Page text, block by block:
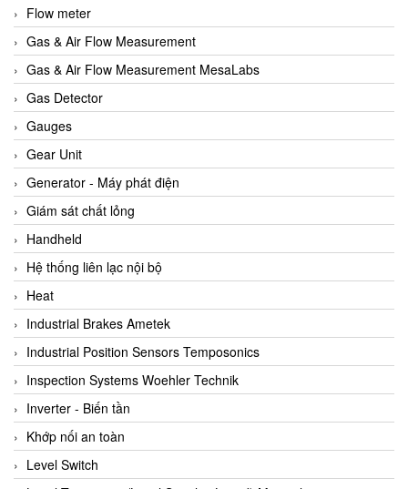
AQ Matic
Aqualabo Vietnam
Aquametro
ARCA Regler
Arcos Hydraulik
Ardetem-Sfere-Vietnam
Argal
AS ENERGI
ASCO CO2
Asker
AT2E
ATC Pneumatic
ATEX System
ATI - IA
ATI (Analytical Technology Inc)
Atos
Atrax
Flow meter
Gas & Air Flow Measurement
Gas & Air Flow Measurement MesaLabs
Gas Detector
Gauges
Gear Unit
Generator - Máy phát điện
Giám sát chất lỏng
Handheld
Hệ thống liên lạc nội bộ
Heat
Industrial Brakes Ametek
Industrial Position Sensors Temposonics
Inspection Systems Woehler Technik
Inverter - Biến tần
Khớp nối an toàn
Level Switch